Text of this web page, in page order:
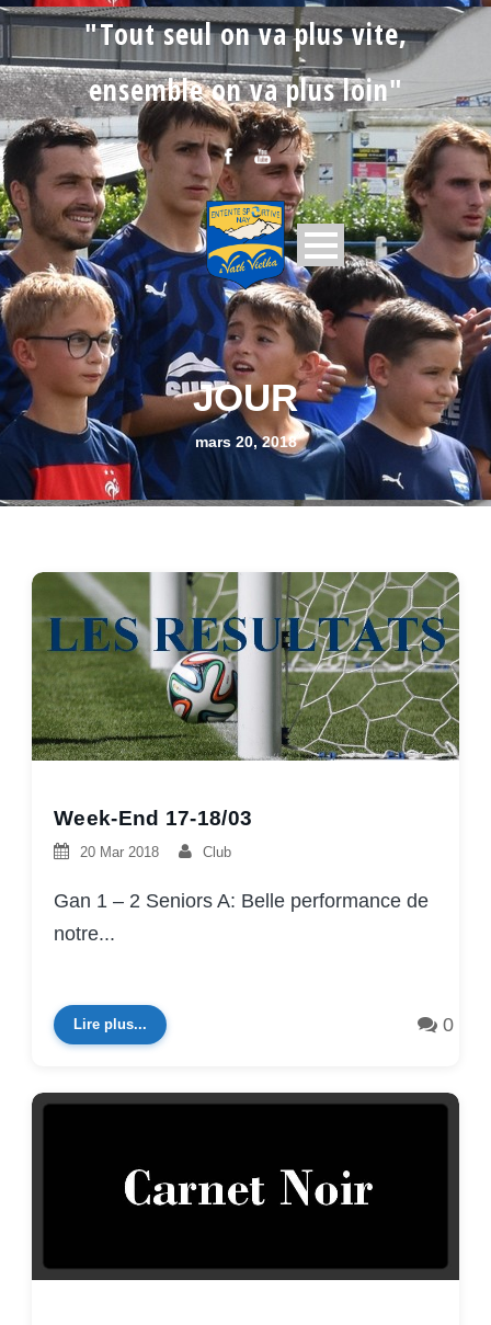
"Tout seul on va plus vite,
ensemble on va plus loin"
JOUR
mars 20, 2018
Week-End 17-18/03
20 Mar 2018 Club
Gan 1 – 2 Seniors A: Belle performance de
notre...
Lire plus... 0